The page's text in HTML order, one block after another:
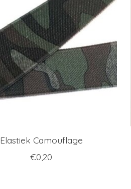
Elastiek Camouflage
€0,20